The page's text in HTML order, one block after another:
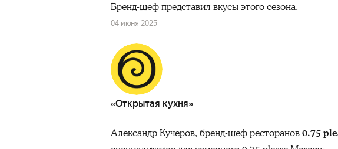
Бренд-шеф представил вкусы этого сезона.
04 июня 2025
«Открытая кухня»
Александр Кучеров, бренд-шеф ресторанов0.75